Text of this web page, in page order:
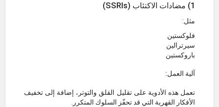
1) مضادات الاكتئاب (SSRIs)
مثل:
فلوكستين
سيرترالين
باروكستين
آلية العمل:
تعمل هذه الأدوية على تقليل القلق والتوتر، إضافة إلى تخفيف
الأفكار القهرية التي قد تحفّز السلوك المتكرر.